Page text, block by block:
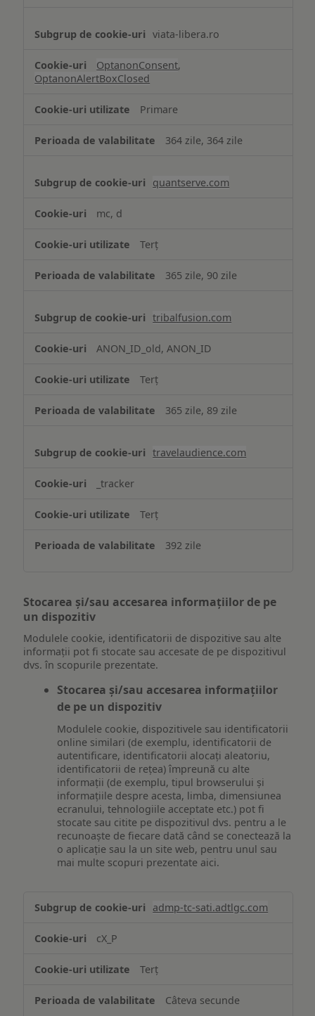
viata-libera.ro
OptanonConsent,
OptanonAlertBoxClosed
Primare
364 zile, 364 zile
quantserve.com
mc, d
Terț
365 zile, 90 zile
tribalfusion.com
ANON_ID_old, ANON_ID
Terț
365 zile, 89 zile
travelaudience.com
_tracker
Terț
392 zile
Stocarea și/sau accesarea informațiilor de pe
un dispozitiv
Modulele cookie, identificatorii de dispozitive sau alte
informații pot fi stocate sau accesate de pe dispozitivul
dvs. în scopurile prezentate.
Stocarea și/sau accesarea informațiilor
de pe un dispozitiv
Modulele cookie, dispozitivele sau identificatorii
online similari (de exemplu, identificatorii de
autentificare, identificatorii alocați aleatoriu,
identificatorii de rețea) împreună cu alte
informații (de exemplu, tipul browserului și
informațiile despre acesta, limba, dimensiunea
ecranului, tehnologiile acceptate etc.) pot fi
stocate sau citite pe dispozitivul dvs. pentru a le
recunoaște de fiecare dată când se conectează la
o aplicație sau la un site web, pentru unul sau
mai multe scopuri prezentate aici.
și/sau
informațiilor
pe
dispozitiv
admp-tc-sati.adtlgc.com
cX_P
Terț
Câteva secunde